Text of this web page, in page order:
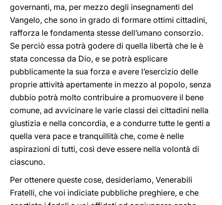
governanti, ma, per mezzo degli insegnamenti del
Vangelo, che sono in grado di formare ottimi cittadini,
rafforza le fondamenta stesse dell’umano consorzio.
Se perciò essa potrà godere di quella libertà che le è
stata concessa da Dio, e se potrà esplicare
pubblicamente la sua forza e avere l’esercizio delle
proprie attività apertamente in mezzo al popolo, senza
dubbio potrà molto contribuire a promuovere il bene
comune, ad avvicinare le varie classi dei cittadini nella
giustizia e nella concordia, e a condurre tutte le genti a
quella vera pace e tranquillità che, come è nelle
aspirazioni di tutti, così deve essere nella volontà di
ciascuno.
Per ottenere queste cose, desideriamo, Venerabili
Fratelli, che voi indiciate pubbliche preghiere, e che